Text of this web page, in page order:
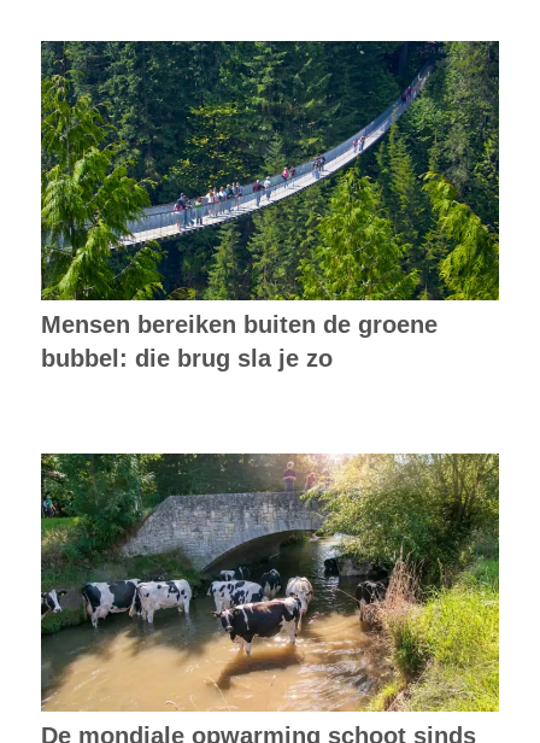
Mensen bereiken buiten de groene
bubbel: die brug sla je zo
De mondiale opwarming schoot sinds